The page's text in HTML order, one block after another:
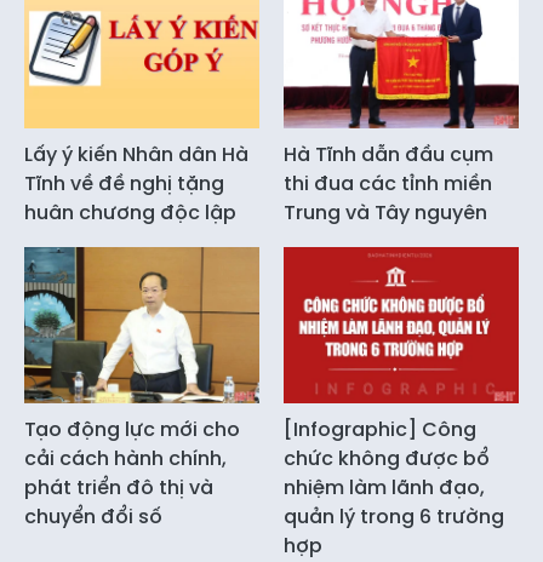
Lấy ý kiến Nhân dân Hà
Tĩnh về đề nghị tặng
huân chương độc lập
Hà Tĩnh dẫn đầu cụm
thi đua các tỉnh miền
Trung và Tây nguyên
Tạo động lực mới cho
cải cách hành chính,
phát triển đô thị và
chuyển đổi số
[Infographic] Công
chức không được bổ
nhiệm làm lãnh đạo,
quản lý trong 6 trường
hợp